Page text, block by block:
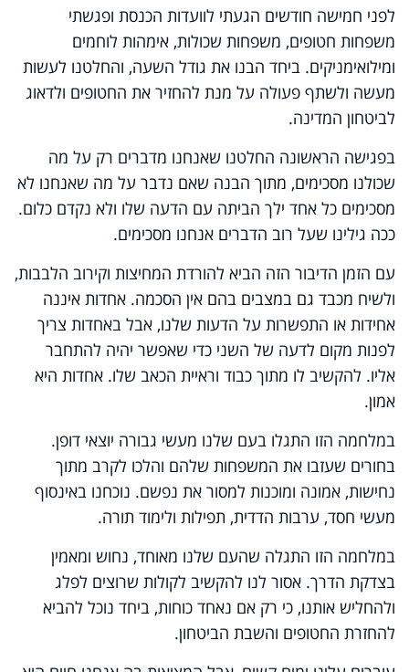
לפני חמישה חודשים הגעתי לוועדות הכנסת ופגשתי
משפחות חטופים, משפחות שכולות, אימהות לוחמים
ומילואימניקים. ביחד הבנו את גודל השעה, והחלטנו לעשות
מעשה ולשתף פעולה על מנת להחזיר את החטופים ולדאוג
לביטחון המדינה.
בפגישה הראשונה החלטנו שאנחנו מדברים רק על מה
שכולנו מסכימים, מתוך הבנה שאם נדבר על מה שאנחנו לא
מסכימים כל אחד ילך הביתה עם הדעה שלו ולא נקדם כלום.
ככה גילינו שעל רוב הדברים אנחנו מסכימים.
עם הזמן הדיבור הזה הביא להורדת המחיצות וקירוב הלבבות,
ולשיח מכבד גם במצבים בהם אין הסכמה. אחדות איננה
אחידות או התפשרות על הדעות שלנו, אבל באחדות צריך
לפנות מקום לדעה של השני כדי שאפשר יהיה להתחבר
אליו. להקשיב לו מתוך כבוד וראיית הכאב שלו. אחדות היא
אמון.
במלחמה הזו התגלו בעם שלנו מעשי גבורה יוצאי דופן.
בחורים שעזבו את המשפחות שלהם והלכו לקרב מתוך
נחישות, אמונה ומוכנות למסור את נפשם. נוכחנו באינסוף
מעשי חסד, ערבות הדדית, תפילות ולימוד תורה.
במלחמה הזו התגלה שהעם שלנו מאוחד, נחוש ומאמין
בצדקת הדרך. אסור לנו להקשיב לקולות שרוצים לפלג
ולהחליש אותנו, כי רק אם נאחד כוחות, ביחד נוכל להביא
להחזרת החטופים והשבת הביטחון.